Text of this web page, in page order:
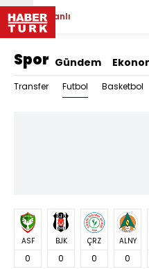
Canlı
Spor Gündem
Transfer Futbol Basketbol
ASF
0
BJK
0
ÇRZ
0
ALNY
0